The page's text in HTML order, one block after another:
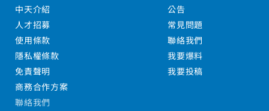
中天介紹
人才招募
使用條款
隱私權條款
免責聲明
商務合作方案
公告
常見問題
聯絡我們
我要爆料
我要投稿
聯絡我們